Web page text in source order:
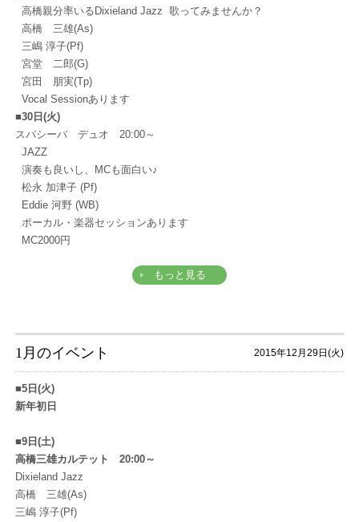
高橋親分率いるDixieland Jazz 歌ってみませんか？
高橋 三雄(As)
三嶋 淳子(Pf)
宮堂 二郎(G)
宮田 朋実(Tp)
Vocal Sessionあります
■30日(火)
スパシーバ デュオ 20:00～
JAZZ
演奏も良いし、MCも面白い♪
松永 加津子 (Pf)
Eddie 河野 (WB)
ボーカル・楽器セッションあります
MC2000円
もっと見る
1月のイベント 2015年12月29日(火)
■5日(火)
新年初日
■9日(土)
高橋三雄カルテット 20:00～
Dixieland Jazz
高橋 三雄(As)
三嶋 淳子(Pf)